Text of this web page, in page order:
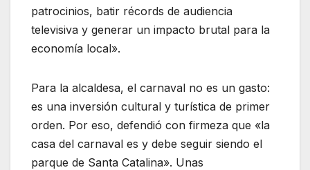
patrocinios, batir récords de audiencia
televisiva y generar un impacto brutal para la
economía local».
Para la alcaldesa, el carnaval no es un gasto:
es una inversión cultural y turística de primer
orden. Por eso, defendió con firmeza que «la
casa del carnaval es y debe seguir siendo el
parque de Santa Catalina». Unas